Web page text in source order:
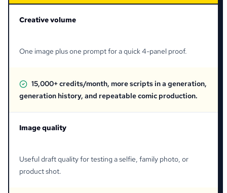
Creative volume
One image plus one prompt for a quick 4-panel proof.
15,000+ credits/month, more scripts in a generation,
generation history, and repeatable comic production.
Image quality
Useful draft quality for testing a selfie, family photo, or
product shot.